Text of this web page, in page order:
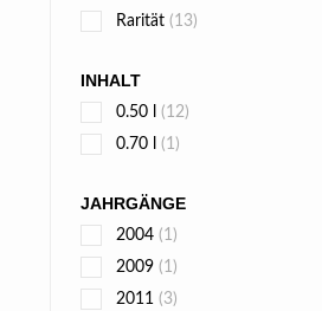
Rarität (13)
INHALT
0.50 l (12)
0.70 l (1)
JAHRGÄNGE
2004 (1)
2009 (1)
2011 (3)